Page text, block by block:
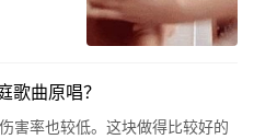
歌曲原唱？
害率也较低。这块做得比较好的